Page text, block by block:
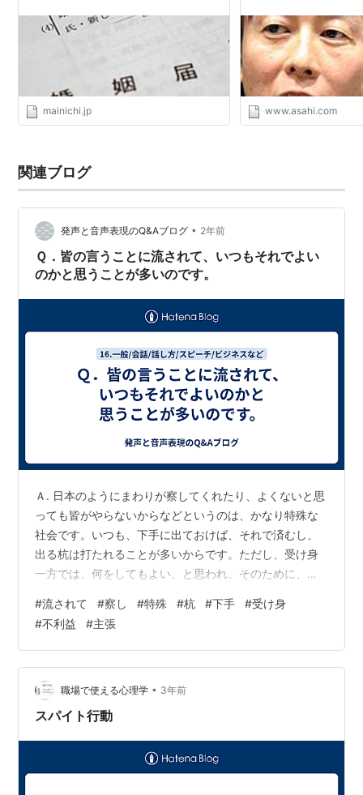
mainichi.jp www.asahi.com
関連ブログ
発声と音声表現のQ&Aブログ • 2年前
Ｑ．皆の言うことに流されて、いつもそれでよい
のかと思うことが多いのです。
Ａ. 日本のようにまわりが察してくれたり、よくないと思
っても皆がやらないからなどというのは、かなり特殊な
社会です。いつも、下手に出ておけば、それで済むし、
出る杭は打たれることが多いからです。ただし、受け身
一方では、何をしてもよい、と思われ、そのために、不
して、流されてばかりではないことをアピールしておき
ましょう。
#流されて #察し #特殊 #杭 #下手 #受け身
#不利益 #主張
職場で使える心理学 • 3年前
スパイト行動